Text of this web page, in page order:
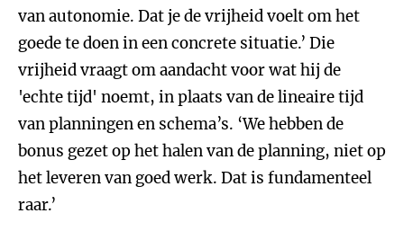
van autonomie. Dat je de vrijheid voelt om het
goede te doen in een concrete situatie.’ Die
vrijheid vraagt om aandacht voor wat hij de
'echte tijd' noemt, in plaats van de lineaire tijd
van planningen en schema’s. ‘We hebben de
bonus gezet op het halen van de planning, niet op
het leveren van goed werk. Dat is fundamenteel
raar.’